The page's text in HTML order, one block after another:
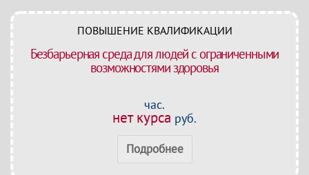
ПОВЫШЕНИЕ КВАЛИФИКАЦИИ
Безбарьерная среда для людей с ограниченными
возможностями здоровья
час.
нет курса руб.
Подробнее